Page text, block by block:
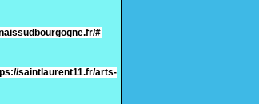
#
saintlaurent11.fr/arts-